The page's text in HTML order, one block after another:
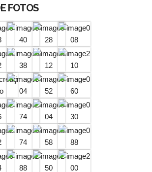
GAVA
Gava, nasceu em Vitório…
o chamado de…
FOTOS